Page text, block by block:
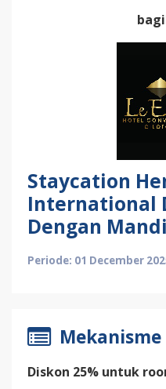
Staycation
International
Dengan
Periode: 01 December
Diskon 25% untuk